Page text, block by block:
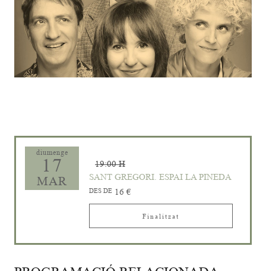
diumenge
17
MAR
19:00 H
SANT GREGORI. ESPAI LA PINEDA
DES DE 16 €
Finalitzat